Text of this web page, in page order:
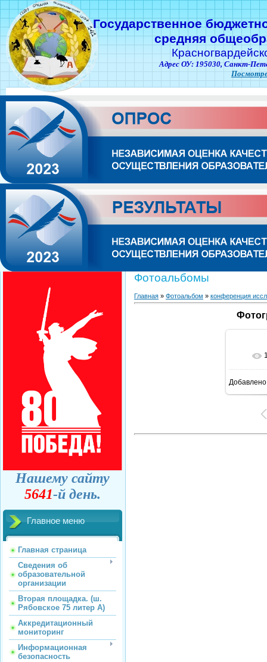
Государственное
средняя
Адрес ОУ: 195030, Санкт-
Нашему сайту
5641-й день.
Главное меню
Главная страница
Сведения об
образовательной
организации
Вторая площадка. (ш.
Рябовское 75 литер А)
Аккредитационный
мониторинг
Информационная
безопасность
Фотоальбомы
Главная » Фотоальбом » конференция
Добавлено